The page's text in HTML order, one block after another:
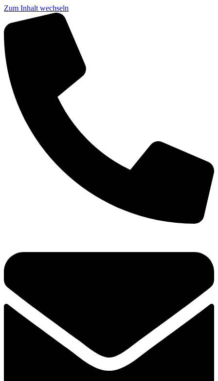
Zum Inhalt wechseln